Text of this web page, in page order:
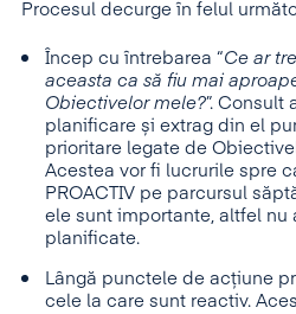
Procesul decurge în felul
Încep cu întrebarea “Ce ar
aceasta ca să fiu mai
Obiectivelor mele?”. Consult
planificare și extrag din el
prioritare legate de
Acestea vor fi lucrurile spre
PROACTIV pe parcursul
ele sunt importante, altfel nu
planificate.
Lângă punctele de acțiune
cele la care sunt reactiv.